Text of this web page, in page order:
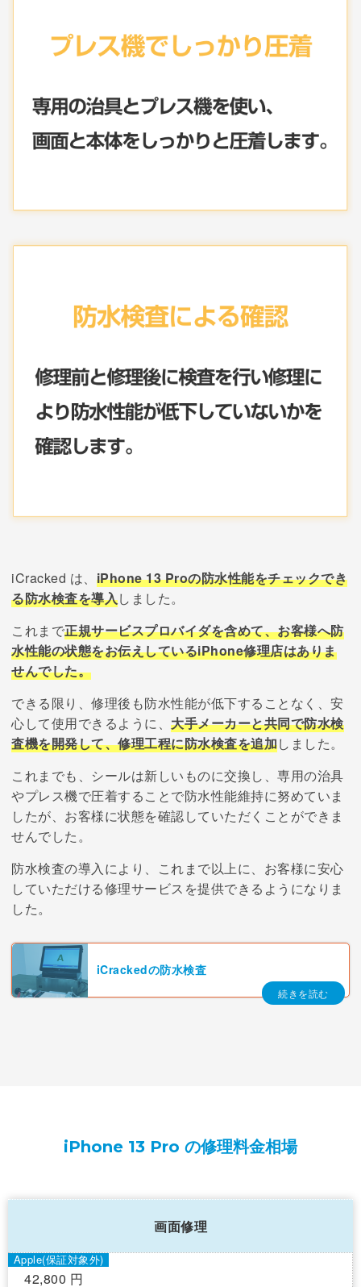
iCracked は、 iPhone 13 Proの防水性能をチェックでき
る防水検査を導入しました。
これまで正規サービスプロバイダを含めて、お客様へ防
水性能の状態をお伝えしているiPhone修理店はありま
せんでした。
できる限り、修理後も防水性能が低下することなく、安
心して使用できるように、大手メーカーと共同で防水検
査機を開発して、修理工程に防水検査を追加しました。
これまでも、シールは新しいものに交換し、専用の治具
やプレス機で圧着することで防水性能維持に努めていま
したが、お客様に状態を確認していただくことができま
せんでした。
防水検査の導入により、これまで以上に、お客様に安心
していただける修理サービスを提供できるようになりま
した。
iCrackedの防水検査
iPhone 13 Pro の修理料金相場
画面修理
42,800 円